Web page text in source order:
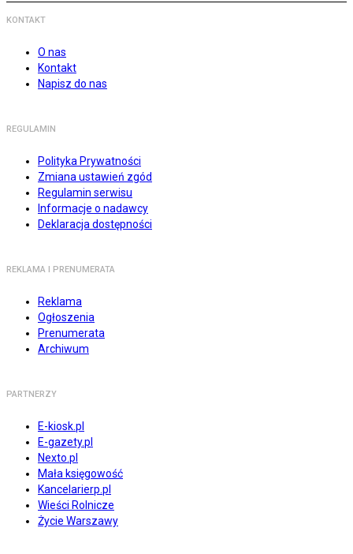
KONTAKT
O nas
Kontakt
Napisz do nas
REGULAMIN
Polityka Prywatności
Zmiana ustawień zgód
Regulamin serwisu
Informacje o nadawcy
Deklaracja dostępności
REKLAMA I PRENUMERATA
Reklama
Ogłoszenia
Prenumerata
Archiwum
PARTNERZY
E-kiosk.pl
E-gazety.pl
Nexto.pl
Mała księgowość
Kancelarierp.pl
Wieści Rolnicze
Życie Warszawy